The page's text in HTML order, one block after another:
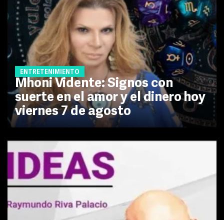
ENTRETENIMIENTO
Mhoni Vidente: Signos con
suerte en el amor y el dinero hoy
viernes 7 de agosto